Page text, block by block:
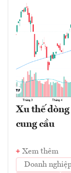
Xu thế
cung cầu
Xem thêm
Doanh